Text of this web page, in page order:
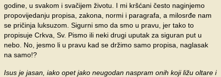
godine, u svakom i svačijem životu. I mi kršćani često naginjemo
propovijedanju propisa, zakona, normi i paragrafa, a milosrđe nam
se pričinja luksuzom. Sigurni smo da smo u pravu, jer tako to
propisuje Crkva, Sv. Pismo ili neki drugi uputak za siguran put u
nebo. No, jesmo li u pravu kad se držimo samo propisa, naglasak
na samo!?
Isus je jasan, iako opet jako neugodan naspram onih koji ližu oltare i